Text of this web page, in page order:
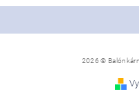
2026 ©